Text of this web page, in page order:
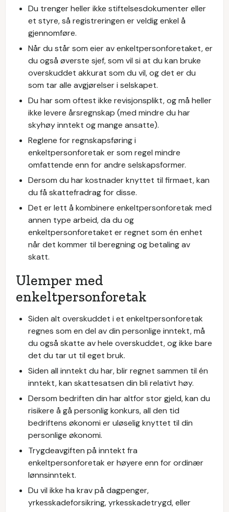
Du trenger heller ikke stiftelsesdokumenter eller
et styre, så registreringen er veldig enkel å
gjennomføre.
Når du står som eier av enkeltpersonforetaket, er
du også øverste sjef, som vil si at du kan bruke
overskuddet akkurat som du vil, og det er du
som tar alle avgjørelser i selskapet.
Du har som oftest ikke revisjonsplikt, og må heller
ikke levere årsregnskap (med mindre du har
skyhøy inntekt og mange ansatte).
Reglene for regnskapsføring i
enkeltpersonforetak er som regel mindre
omfattende enn for andre selskapsformer.
Dersom du har kostnader knyttet til firmaet, kan
du få skattefradrag for disse.
Det er lett å kombinere enkeltpersonforetak med
annen type arbeid, da du og
enkeltpersonforetaket er regnet som én enhet
når det kommer til beregning og betaling av
skatt.
Ulemper med
enkeltpersonforetak
Siden alt overskuddet i et enkeltpersonforetak
regnes som en del av din personlige inntekt, må
du også skatte av hele overskuddet, og ikke bare
det du tar ut til eget bruk.
Siden all inntekt du har, blir regnet sammen til én
inntekt, kan skattesatsen din bli relativt høy.
Dersom bedriften din har altfor stor gjeld, kan du
risikere å gå personlig konkurs, all den tid
bedriftens økonomi er uløselig knyttet til din
personlige økonomi.
Trygdeavgiften på inntekt fra
enkeltpersonforetak er høyere enn for ordinær
lønnsinntekt.
Du vil ikke ha krav på dagpenger,
yrkesskadeforsikring, yrkesskadetrygd, eller